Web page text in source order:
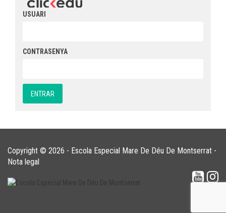
USUARI
CONTRASENYA
Copyright © 2026 - Escola Especial Mare De Déu De Montserrat -
Nota legal